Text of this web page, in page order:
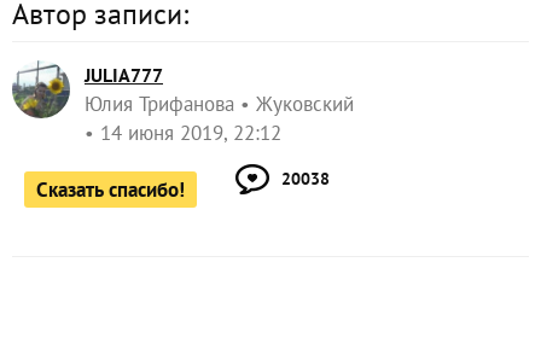
Автор записи:
JULIA777
Юлия Трифанова
Жуковский
14 июня 2019, 22:12
Сказать спасибо! 20038